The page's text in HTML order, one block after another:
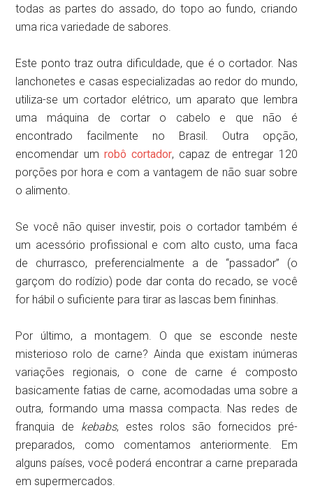
todas as partes do assado, do topo ao fundo, criando
uma rica variedade de sabores.
Este ponto traz outra dificuldade, que é o cortador. Nas
lanchonetes e casas especializadas ao redor do mundo,
utiliza-se um cortador elétrico, um aparato que lembra
uma máquina de cortar o cabelo e que não é
encontrado facilmente no Brasil. Outra opção,
encomendar um robô cortador, capaz de entregar 120
porções por hora e com a vantagem de não suar sobre
o alimento.
Se você não quiser investir, pois o cortador também é
um acessório profissional e com alto custo, uma faca
de churrasco, preferencialmente a de “passador” (o
garçom do rodízio) pode dar conta do recado, se você
for hábil o suficiente para tirar as lascas bem fininhas.
Por último, a montagem. O que se esconde neste
misterioso rolo de carne? Ainda que existam inúmeras
variações regionais, o cone de carne é composto
basicamente fatias de carne, acomodadas uma sobre a
outra, formando uma massa compacta. Nas redes de
franquia de kebabs, estes rolos são fornecidos pré-
preparados, como comentamos anteriormente. Em
alguns países, você poderá encontrar a carne preparada
em supermercados.